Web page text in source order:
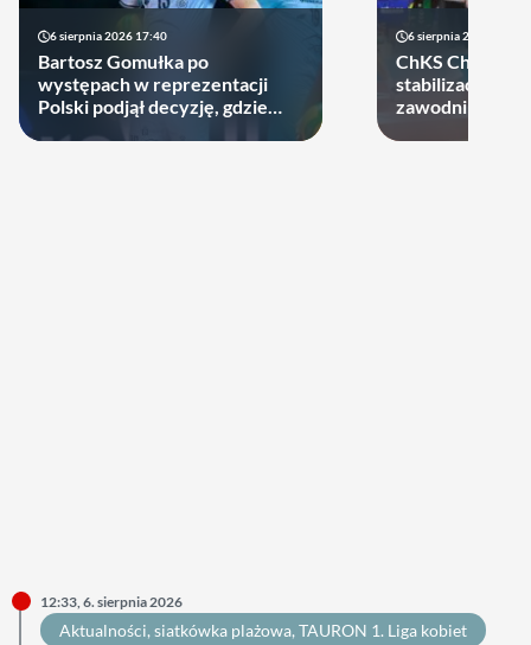
6 sierpnia 2026 17:40
Bartosz Gomułka po
występach w reprezentacji
Polski podjął decyzję, gdzie
6 sierpnia 2026 10:14
ChKS Chełm
stabilizację.
zawodników
12:33, 6. sierpnia 2026
Aktualności, siatkówka plażowa, TAURON 1. Liga kobiet